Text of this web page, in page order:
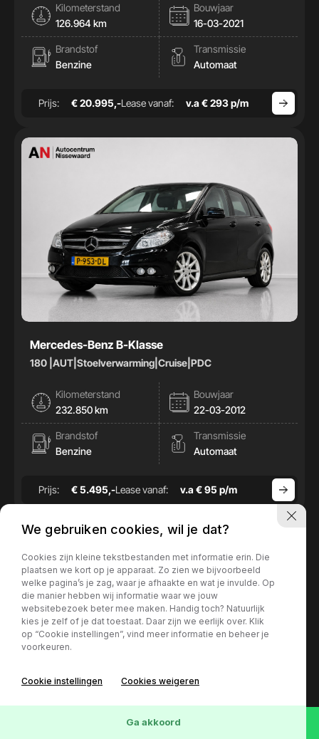
Kilometerstand
126.964 km
Bouwjaar
16-03-2021
Brandstof
Benzine
Transmissie
Automaat
Prijs: € 20.995,-Lease vanaf: v.a € 293 p/m
Mercedes-Benz B-Klasse
180 |AUT|Stoelverwarming|Cruise|PDC
Kilometerstand
232.850 km
Bouwjaar
22-03-2012
Brandstof
Benzine
Transmissie
Automaat
Prijs: € 5.495,-Lease vanaf: v.a € 95 p/m
We gebruiken cookies, wil je dat?
Cookies zijn kleine tekstbestanden met informatie erin. Die
plaatsen we kort op je apparaat. Zo zien we bijvoorbeeld
welke pagina’s je zag, waar je afhaakte en wat je invulde. Op
die manier hebben wij informatie waar we jouw
websitebezoek beter mee maken. Handig toch? Natuurlijk
kies je zelf of je dat toestaat. Daar zijn we eerlijk over. Klik
op “Cookie instellingen”, vind meer informatie en beheer je
voorkeuren.
Cookie instellingen Cookies weigeren
Ga akkoord